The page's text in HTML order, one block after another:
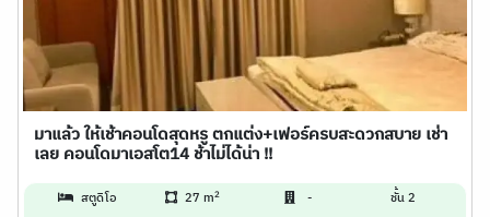
มาแล้ว ให้เช้าคอนโดสุดหรู ตกแต่ง+เฟอร์ครบสะดวกสบาย เช่า
เลย คอนโดมาเอสโต14 ช้าไม่ได้น่า !!
สตูดิโอ 27 m2 - ชั้น 2